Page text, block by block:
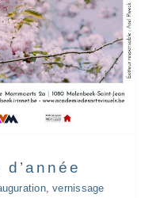
,vernissage